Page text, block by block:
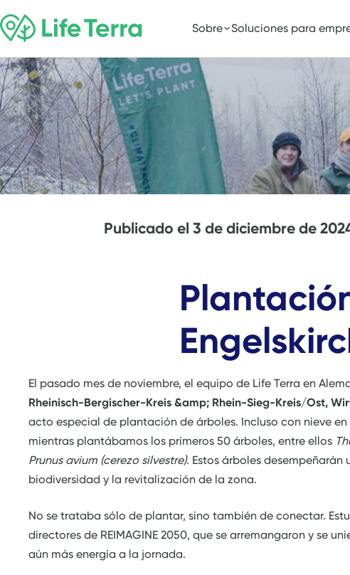
Sobre Soluciones para
Publicado el 3 de diciembre de
El pasado mes de noviembre, el equipo de Life Terra en
Rheinisch-Bergischer-Kreis &amp; Rhein-Sieg-Kreis/Ost,
acto especial de plantación de árboles. Incluso con nieve
mientras plantábamos los primeros 50 árboles, entre ellos
Prunus avium (cerezo silvestre). Estos árboles
biodiversidad y la revitalización de la zona.
No se trataba sólo de plantar, sino también de conectar.
directores de REIMAGINE 2050, que se arremangaron y se
aún más energía a la jornada.